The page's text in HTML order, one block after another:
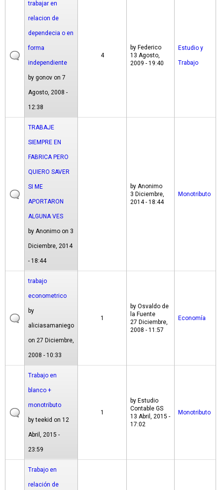
trabajar en
relacion de
dependecia o en
forma
independiente
by gonov on 7
Agosto, 2008 -
12:38
4
by Federico
13 Agosto,
2009 - 19:40
Estudio y
Trabajo
TRABAJE
SIEMPRE EN
FABRICA PERO
QUIERO SAVER
SI ME
APORTARON
ALGUNA VES
by Anonimo on 3
Diciembre, 2014
- 18:44
by Anonimo
3 Diciembre,
2014 - 18:44
Monotributo
trabajo
econometrico
by
aliciasamaniego
on 27 Diciembre,
2008 - 10:33
1
by Osvaldo de
la Fuente
27 Diciembre,
2008 - 11:57
Economía
Trabajo en
blanco +
monotributo
byteekid on 12
Abril, 2015 -
23:59
1
by Estudio
Contable GS
13 Abril, 2015 -
17:02
Monotributo
Trabajo en
relación de